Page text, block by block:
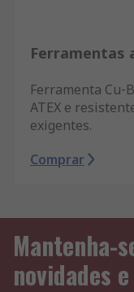
Ferramentas
Ferramenta
ATEX e
exigentes.
Comprar
Mantenha-
novidades